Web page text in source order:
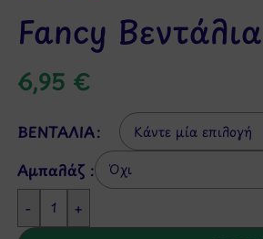
Fancy Βεντάλια
6,95 €
ΒΕΝΤΆΛΙΑ
Αμπαλάζ :
-
+